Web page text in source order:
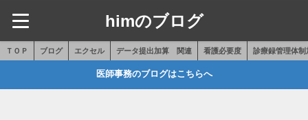
himのブログ
ＴＯＰ ブログ エクセル データ提出加算 関連 看護必要度 診療録管理体制
医師事務のブログはこちらへ